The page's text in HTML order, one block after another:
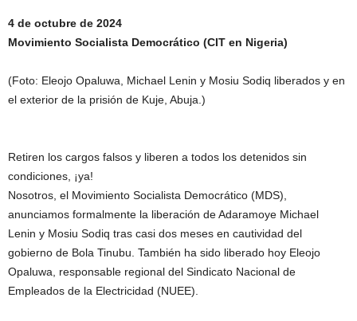
4 de octubre de 2024
Movimiento Socialista Democrático (CIT en Nigeria)
(Foto: Eleojo Opaluwa, Michael Lenin y Mosiu Sodiq liberados y en
el exterior de la prisión de Kuje, Abuja.)
Retiren los cargos falsos y liberen a todos los detenidos sin
condiciones, ¡ya!
Nosotros, el Movimiento Socialista Democrático (MDS),
anunciamos formalmente la liberación de Adaramoye Michael
Lenin y Mosiu Sodiq tras casi dos meses en cautividad del
gobierno de Bola Tinubu. También ha sido liberado hoy Eleojo
Opaluwa, responsable regional del Sindicato Nacional de
Empleados de la Electricidad (NUEE).